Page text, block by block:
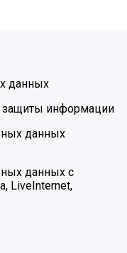
данных
защиты информации
данных
данных с
LiveInternet,